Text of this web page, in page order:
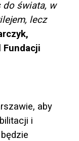
do świata, w
lecz
Fundacji
aby
i